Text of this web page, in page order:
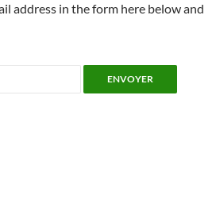
address in the form here below and